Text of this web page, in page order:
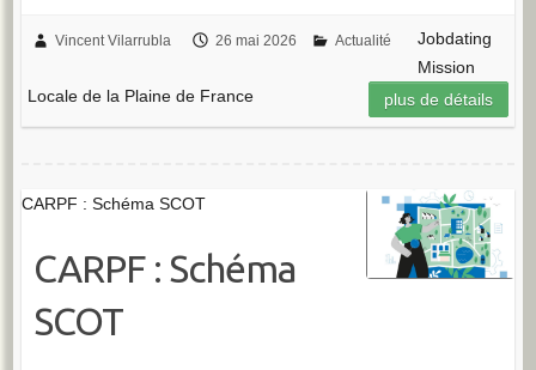
Vincent Vilarrubla 26 mai 2026 Actualité
Jobdating
Mission
Locale de la Plaine de France
plus de détails
CARPF : Schéma SCOT
CARPF : Schéma
SCOT